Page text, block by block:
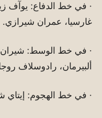
· في خط الدفاع: يوآف
غارسيا، عمران شيرازي.
· في خط الوسط: شيران
ألبيرمان، رادوسلاف
· في خط الهجوم: إيتاي